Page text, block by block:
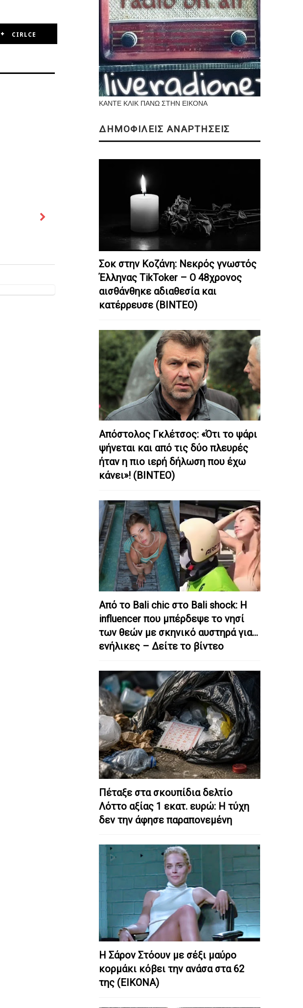
CIRLCE
ΚΑΝΤΕ ΚΛΙΚ ΠΑΝΩ ΣΤΗΝ ΕΙΚΟΝΑ
ΔΗΜΟΦΙΛΕΙΣ ΑΝΑΡΤΗΣΕΙΣ
Σοκ στην Κοζάνη: Nεκρός γνωστός
Έλληνας TikToker – Ο 48χρονος
αισθάνθηκε αδιαθεσία και
κατέρρευσε (ΒΙΝΤΕΟ)
Απόστολος Γκλέτσος: «Ότι το ψάρι
ψήνεται και από τις δύο πλευρές
ήταν η πιο ιερή δήλωση που έχω
κάνει»! (ΒΙΝΤΕΟ)
Από το Bali chic στο Bali shock: Η
influencer που μπέρδεψε το νησί
των θεών με σκηνικό αυστηρά για…
ενήλικες – Δείτε το βίντεο
Πέταξε στα σκουπίδια δελτίο
Λόττο αξίας 1 εκατ. ευρώ: Η τύχη
δεν την άφησε παραπονεμένη
Η Σάρον Στόουν με σέξι μαύρο
κορμάκι κόβει την ανάσα στα 62
της (ΕΙΚΟΝΑ)